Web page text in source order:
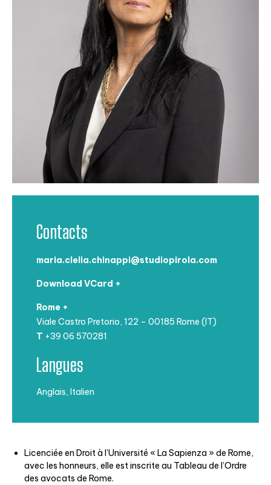
Licenciée en Droit à l’Université « La Sapienza » de Rome,
avec les honneurs, elle estinscrite au Tableau de l’Ordre
des avocats de Rome.
Contacts
maria.clelia.chinappi@studiopirola.com
Download VCard +
Rome +
Viale Castro Pretorio, 122 – 00185 Rome (IT)
T +39 06 570281
Langues
Anglais, Italien